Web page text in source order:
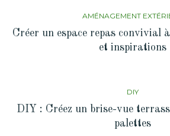
AMÉNAGEMENT
Créer un espace repas convivial
et inspirations
DIY
DIY : Créez un brise-vue
palettes